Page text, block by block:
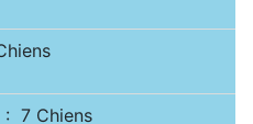
: 7 Chiens